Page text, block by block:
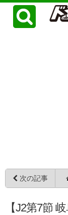
次の記事
【J2第7節